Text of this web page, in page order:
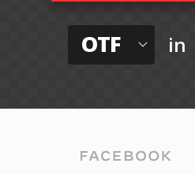
OTF in